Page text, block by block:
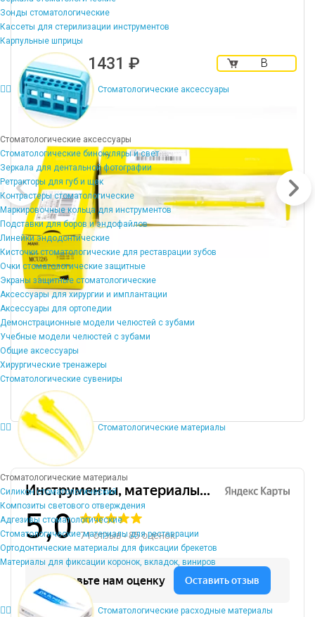
Зонды стоматологические
Кассеты для стерилизации инструментов
Карпульные шприцы
Стоматологические аксессуары
Стоматологические аксессуары
Стоматологические бинокуляры и свет
Зеркала для дентальной фотографии
Ретракторы для губ и щек
Контрастеры стоматологические
Маркировочные кольца для инструментов
Подставки для боров и эндофайлов
Линейки эндодонтические
Кисточки стоматологические для реставрации зубов
Очки стоматологические защитные
Экраны защитные стоматологические
Аксессуары для хирургии и имплантации
Аксессуары для ортопедии
Демонстрационные модели челюстей с зубами
Учебные модели челюстей с зубами
Общие аксессуары
Хирургические тренажеры
Стоматологические сувениры
Стоматологические материалы
Стоматологические материалы
Силикон стоматологический
Композиты светового отверждения
Адгезивы стоматологические
Стоматологические материалы для реставрации
Ортодонтические материалы для фиксации брекетов
Материалы для фиксации коронок, вкладок, виниров
Стоматологические расходные материалы
1431 ₽
В